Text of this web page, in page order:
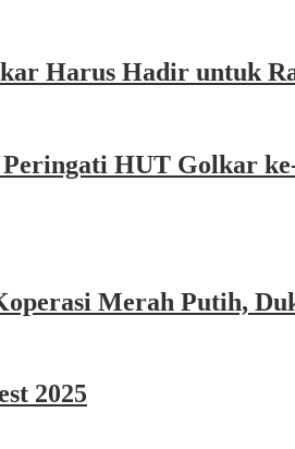
Harus Hadir untuk
HUT Golkar
Merah Putih,
2025